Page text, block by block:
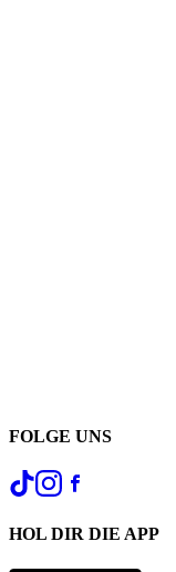
FOLGE UNS
HOL DIR DIE APP